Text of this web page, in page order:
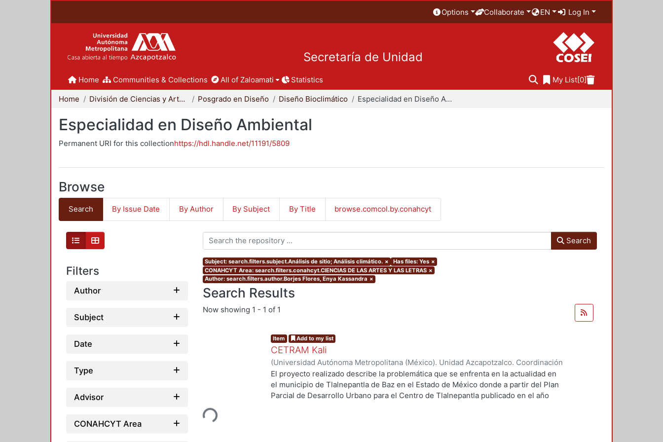
Options Collaborate EN Log In
Secretaría de Unidad
Home Communities & Collections All of Zaloamati Statistics My List[0]
Home División de Ciencias y Artes para el Diseño Posgrado en Diseño Diseño Bioclimático Especialidad en Diseño Ambiental
Especialidad en Diseño Ambiental
Permanent URI for this collectionhttps://hdl.handle.net/11191/5809
Browse
Search By Issue Date By Author By Subject By Title browse.comcol.by.conahcyt
Filters
Author
Subject
Date
Type
Advisor
CONAHCYT Area
Search
Subject: search.filters.subject.Análisis de sitio; Análisis climático. × Has files: Yes ×
CONAHCYT Area: search.filters.conahcyt.CIENCIAS DE LAS ARTES Y LAS LETRAS ×
Author: search.filters.author.Borjes Flores, Enya Kassandra ×
Search Results
Now showing 1 - 1 of 1
Loading...
Item Add to my list
CETRAM Kali
(Universidad Autónoma Metropolitana (México). Unidad Azcapotzalco. Coordinación
de Servicios de Información.,2018-09)Borjes Flores, Enya Kassandra;Díaz
Domínguez, Luis Enrique
El proyecto realizado describe la problemática que se enfrenta en la actualidad en
el municipio de Tlalnepantla de Baz en el Estado de México donde a partir del Plan
Parcial de Desarrollo Urbano para el Centro de Tlalnepantla publicado en el año